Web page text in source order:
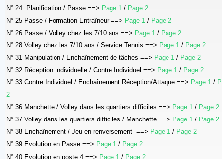
N° 24 Planification / Passe ==> Page 1 / Page 2
N° 25 Passe / Formation Entraîneur ==> Page 1 / Page 2
N° 26 Passe / Volley chez les 7/10 ans ==> Page 1 / Page 2
N° 28 Volley chez les 7/10 ans / Service Tennis ==> Page 1 / Page 2
N° 31 Manipulation / Enchaînement de tâches ==> Page 1 / Page 2
N° 32 Réception Individuelle / Contre Individuel ==> Page 1 / Page 2
N° 33 Contre Individuel / Enchaînement Réception/Attaque ==> Page 1 /
2
N° 36 Manchette / Volley dans les quartiers difficiles ==> Page 1 / Page 2
N° 37 Volley dans les quartiers difficiles / Manchette ==> Page 1 / Page 2
N° 38 Enchaînement / Jeu en renversement ==> Page 1 / Page 2
N° 39 Evolution en Passe ==> Page 1 / Page 2
N° 40 Evolution en poste 4 ==> Page 1 / Page 2